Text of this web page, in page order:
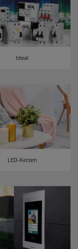
Ideal
LED-Kerzen